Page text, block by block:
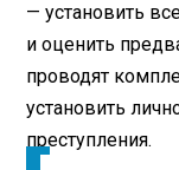
— установить
и оценить
проводят
установить
преступления.